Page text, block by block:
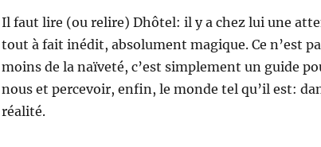
Il faut lire (ou relire) Dhôtel: il y a chez lui une
tout à fait inédit, absolument magique. Ce n’est
moins de la naïveté, c’est simplement un guide
nous et percevoir, enfin, le monde tel qu’il est:
réalité.